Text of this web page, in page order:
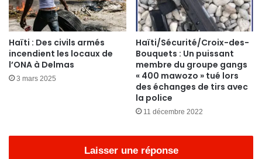
Haïti : Des civils armés
incendient les locaux de
l’ONA à Delmas
3 mars 2025
Haïti/Sécurité/Croix-des-
Bouquets : Un puissant
membre du groupe gangs
« 400 mawozo » tué lors
des échanges de tirs avec
la police
11 décembre 2022
Laisser une réponse